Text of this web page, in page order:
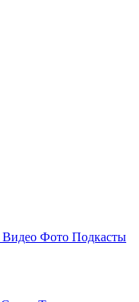
Видео Фото Подкасты